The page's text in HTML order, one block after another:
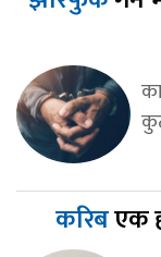
करिबएक